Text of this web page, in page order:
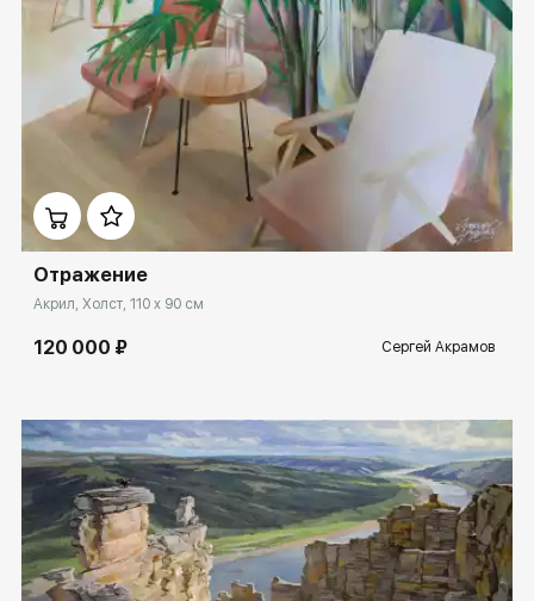
ekb.rakovgallery.ru
Отражение
Акрил, Холст, 110 x 90 см
120 000 ₽ Сергей Акрамов